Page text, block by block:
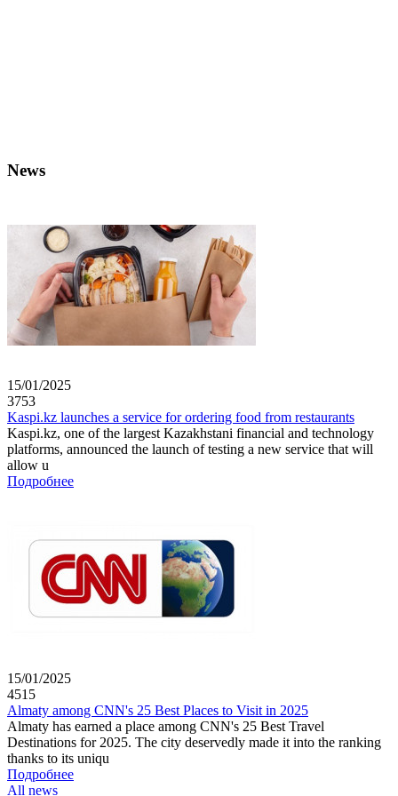
News
15/01/2025
3753
Kaspi.kz launches a service for ordering food from restaurants
Kaspi.kz, one of the largest Kazakhstani financial and technology
platforms, announced the launch of testing a new service that will
allow u
Подробнее
15/01/2025
4515
Almaty among CNN's 25 Best Places to Visit in 2025
Almaty has earned a place among CNN's 25 Best Travel
Destinations for 2025. The city deservedly made it into the ranking
thanks to its uniqu
Подробнее
All news